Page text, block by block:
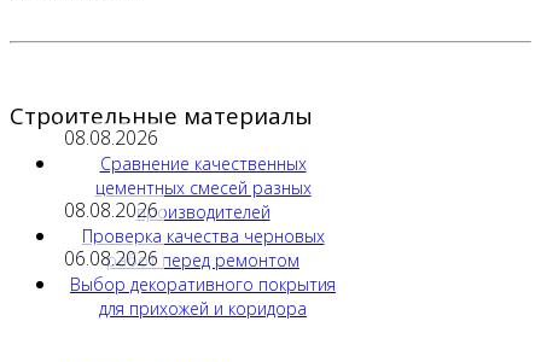
Строительные материалы
08.08.2026
Сравнение качественных
цементных смесей разных
производителей
08.08.2026
Проверка качества черновых
работ перед ремонтом
06.08.2026
Выбор декоративного покрытия
для прихожей и коридора